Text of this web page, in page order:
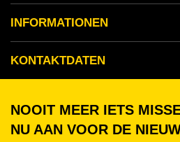
INFORMATIONEN
KONTAKTDATEN
NOOIT MEER IETS
NU AAN VOOR DE